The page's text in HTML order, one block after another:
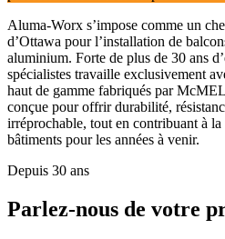
Aluma-Worx s’impose comme un
d’Ottawa pour l’installation de
aluminium. Forte de plus de 30 ans
spécialistes travaille exclusivement
haut de gamme fabriqués par
conçue pour offrir durabilité,
irréprochable, tout en contribuant à
bâtiments pour les années à venir.
Depuis 30 ans
Parlez-nous de votre